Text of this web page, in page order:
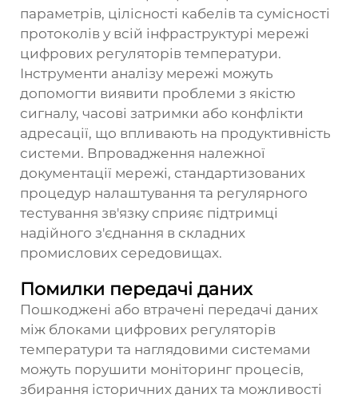
параметрів, цілісності кабелів та сумісності
протоколів у всій інфраструктурі мережі
цифрових регуляторів температури.
Інструменти аналізу мережі можуть
допомогти виявити проблеми з якістю
сигналу, часові затримки або конфлікти
адресації, що впливають на продуктивність
системи. Впровадження належної
документації мережі, стандартизованих
процедур налаштування та регулярного
тестування зв'язку сприяє підтримці
надійного з'єднання в складних
промислових середовищах.
Помилки передачі даних
Пошкоджені або втрачені передачі даних
між блоками цифрових регуляторів
температури та наглядовими системами
можуть порушити моніторинг процесів,
збирання історичних даних та можливості